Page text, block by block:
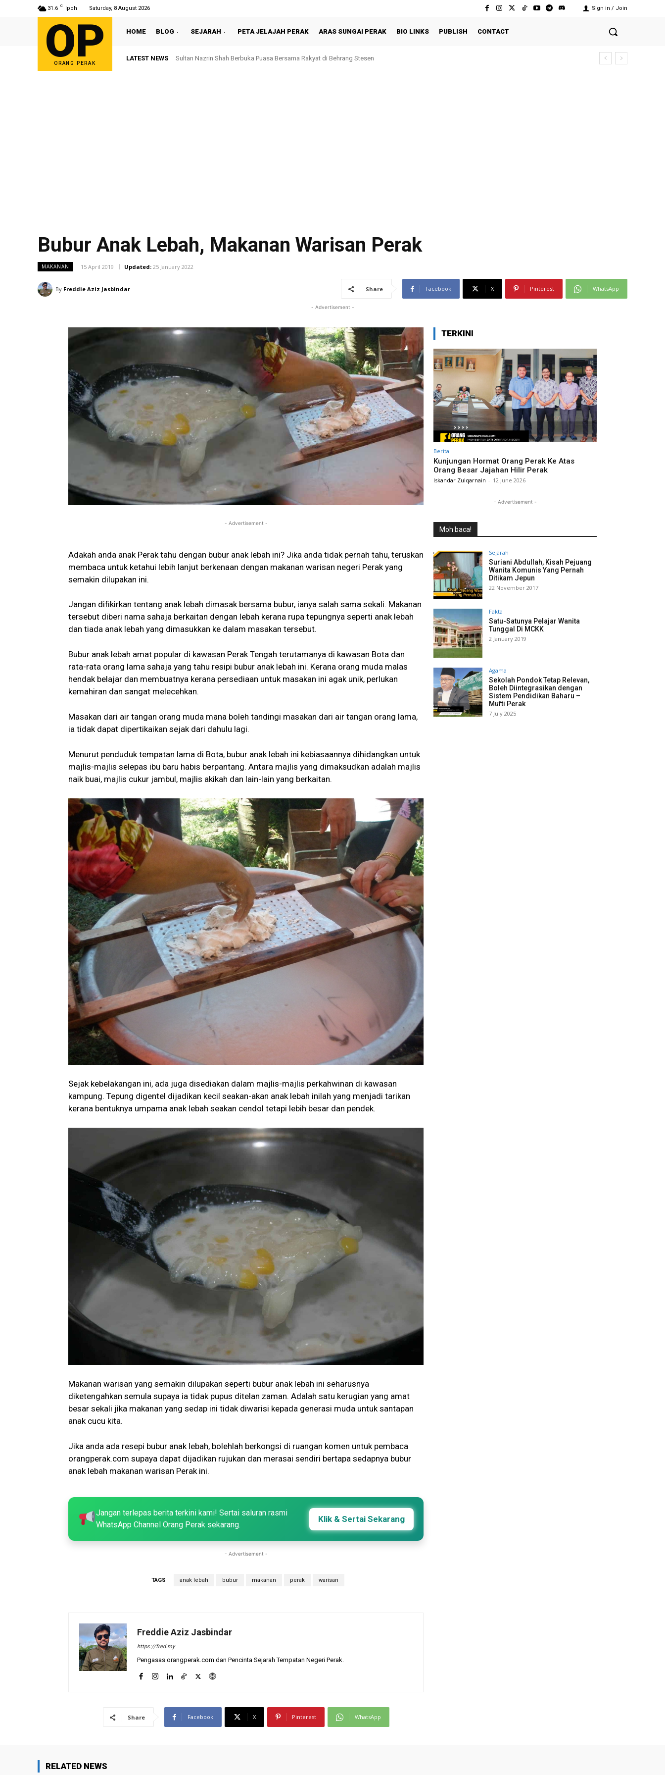
31.6 C Ipoh Saturday, 8 August 2026 Sign in / Join
OP
ORANG PERAK
HOME BLOG SEJARAH PETA JELAJAH PERAK ARAS SUNGAI PERAK BIO LINKS PUBLISH CONTACT
LATEST NEWSSultan Nazrin Shah Berbuka Puasa Bersama Rakyat di Behrang Stesen
Bekas ADUN Tronoh, Perak Kekal Ke Penjara: Rayuan Akhir Paul Yong Ditolak Mahkamah Persekutuan
Bubur Anak Lebah, Makanan Warisan Perak
MAKANAN 15 April 2019 Updated: 25 January 2022
By Freddie Aziz Jasbindar Share Facebook X Pinterest WhatsApp
- Advertisement -
- Advertisement -
Adakah anda anak Perak tahu dengan bubur anak lebah ini? Jika anda tidak pernah tahu, teruskan
membaca untuk ketahui lebih lanjut berkenaan dengan makanan warisan negeri Perak yang
semakin dilupakan ini.
Jangan difikirkan tentang anak lebah dimasak bersama bubur, ianya salah sama sekali. Makanan
tersebut diberi nama sahaja berkaitan dengan lebah kerana rupa tepungnya seperti anak lebah
dan tiada anak lebah yang dimasukkan ke dalam masakan tersebut.
Bubur anak lebah amat popular di kawasan Perak Tengah terutamanya di kawasan Bota dan
rata-rata orang lama sahaja yang tahu resipi bubur anak lebah ini. Kerana orang muda malas
hendak belajar dan membuatnya kerana persediaan untuk masakan ini agak unik, perlukan
kemahiran dan sangat melecehkan.
Masakan dari air tangan orang muda mana boleh tandingi masakan dari air tangan orang lama,
ia tidak dapat dipertikaikan sejak dari dahulu lagi.
Menurut penduduk tempatan lama di Bota, bubur anak lebah ini kebiasaannya dihidangkan untuk
majlis-majlis selepas ibu baru habis berpantang. Antara majlis yang dimaksudkan adalah majlis
naik buai, majlis cukur jambul, majlis akikah dan lain-lain yang berkaitan.
Sejak kebelakangan ini, ada juga disediakan dalam majlis-majlis perkahwinan di kawasan
kampung. Tepung digentel dijadikan kecil seakan-akan anak lebah inilah yang menjadi tarikan
kerana bentuknya umpama anak lebah seakan cendol tetapi lebih besar dan pendek.
Makanan warisan yang semakin dilupakan seperti bubur anak lebah ini seharusnya
diketengahkan semula supaya ia tidak pupus ditelan zaman. Adalah satu kerugian yang amat
besar sekali jika makanan yang sedap ini tidak diwarisi kepada generasi muda untuk santapan
anak cucu kita.
Jika anda ada resepi bubur anak lebah, bolehlah berkongsi di ruangan komen untuk pembaca
orangperak.com supaya dapat dijadikan rujukan dan merasai sendiri bertapa sedapnya bubur
anak lebah makanan warisan Perak ini.
Jangan terlepas berita terkini kami! Sertai saluran rasmi
WhatsApp Channel Orang Perak sekarang.
Klik & Sertai Sekarang
- Advertisement -
TAGS anak lebah bubur makanan perak warisan
Freddie Aziz Jasbindar
https://fred.my
Pengasas orangperak.com dan Pencinta Sejarah Tempatan Negeri Perak.
Share Facebook X Pinterest WhatsApp
TERKINI
Berita
Kunjungan Hormat Orang Perak Ke Atas
Orang Besar Jajahan Hilir Perak
Iskandar Zulqarnain - 12 June 2026
- Advertisement -
Moh baca!
Sejarah
Suriani Abdullah, Kisah Pejuang
Wanita Komunis Yang Pernah
Ditikam Jepun
22 November 2017
Fakta
Satu-Satunya Pelajar Wanita
Tunggal Di MCKK
2 January 2019
Agama
Sekolah Pondok Tetap Relevan,
Boleh Diintegrasikan dengan
Sistem Pendidikan Baharu –
Mufti Perak
7 July 2025
RELATED NEWS